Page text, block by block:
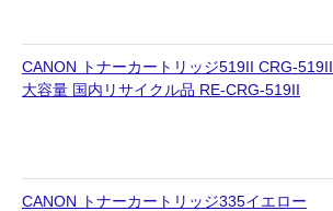
CANON トナーカートリッジ519II CRG-519II
大容量 国内リサイクル品 RE-CRG-519II
CANON トナーカートリッジ335イエロー